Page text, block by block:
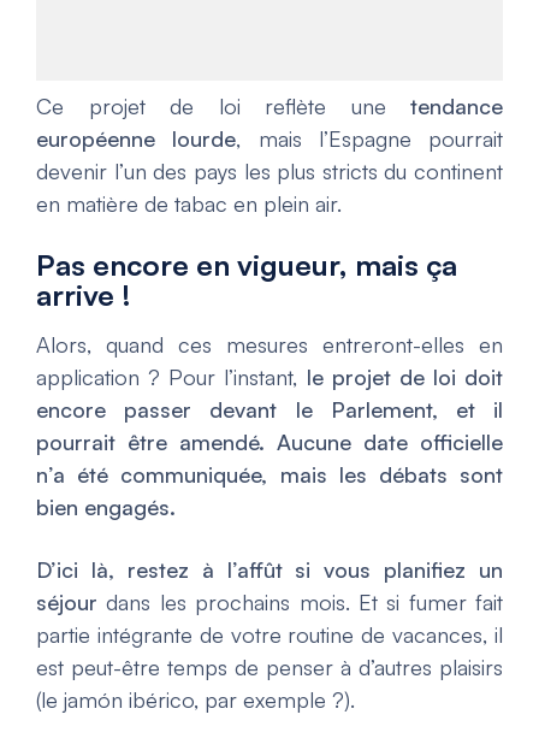
Ce projet de loi reflète une tendance
européenne lourde, mais l’Espagne pourrait
devenir l’un des pays les plus stricts du continent
en matière de tabac en plein air.
Pas encore en vigueur, mais ça
arrive !
Alors, quand ces mesures entreront-elles en
application ? Pour l’instant, le projet de loi doit
encore passer devant le Parlement, et il
pourrait être amendé. Aucune date officielle
n’a été communiquée, mais les débats sont
bien engagés.
D’ici là, restez à l’affût si vous planifiez un
séjour dans les prochains mois. Et si fumer fait
partie intégrante de votre routine de vacances, il
est peut-être temps de penser à d’autres plaisirs
(le jamón ibérico, par exemple ?).